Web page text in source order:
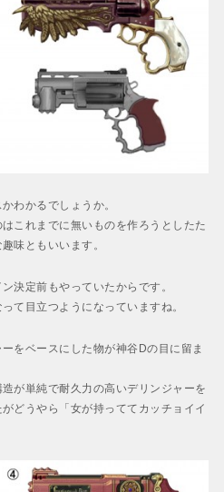
わかるでしょうか。
これまでに無いものを作ろうとしたた
味ともいいます。
決定前もやっていたからです。
て目立つようになっていますね。
をベースにした物が神谷Dの目に留ま
が単純で耐久力の高いデリンジャーを
どうやら「女が持っててカッチョイイ